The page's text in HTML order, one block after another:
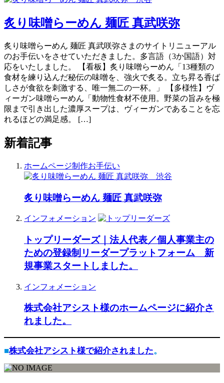
炙り味噌らーめん 麺匠 真武咲弥
炙り味噌らーめん 麺匠 真武咲弥さまのサイトリニューアル
のお手伝いをさせていただきました。多言語（3か国語）対
応をいたしました。 【看板】炙り味噌らーめん「13種類の
食材を練り込んだ秘伝の味噌を、強火で炙る。立ち昇る香ば
しさが食欲を刺激する、唯一無二の一杯。」 【多様性】ヴ
ィーガン味噌らーめん「動物性食材不使用。野菜の旨みを極
限まで引き出した濃厚スープは、ヴィーガンであることを忘
れるほどの満足感。 […]
新着記事
ホームページ制作お手伝い
炙り味噌らーめん 麺匠 真武咲弥
インフォメーション
トップリーダーズ｜法人代表／個人事業主の
ための登録制リーダープラットフォーム 新
規事業スタートしました。
インフォメーション
株式会社アシスト様のホームページに紹介さ
れました。
■株式会社アシスト様で紹介されました。